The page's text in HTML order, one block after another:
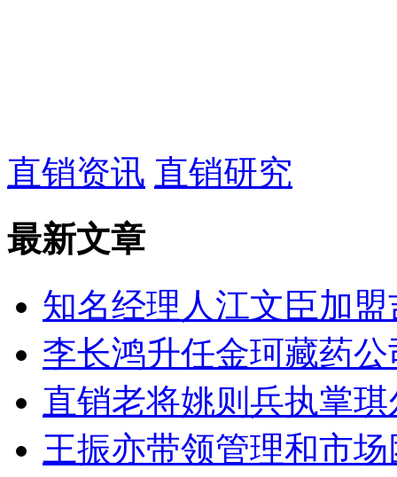
直销资讯 直销研究
最新文章
知名经理人江文臣加盟
李长鸿升任金珂藏药
直销老将姚则兵执掌
王振亦带领管理和市